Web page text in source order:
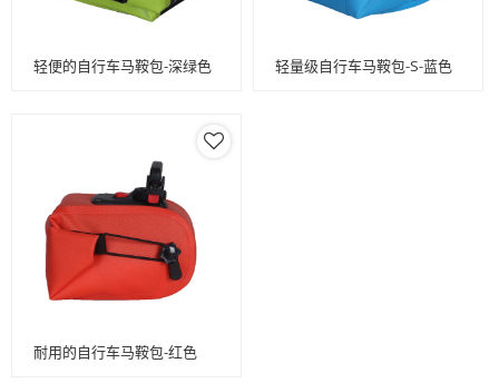
轻便的自行车马鞍包-深绿色 轻量级自行车马鞍包-S-蓝色
耐用的自行车马鞍包-红色